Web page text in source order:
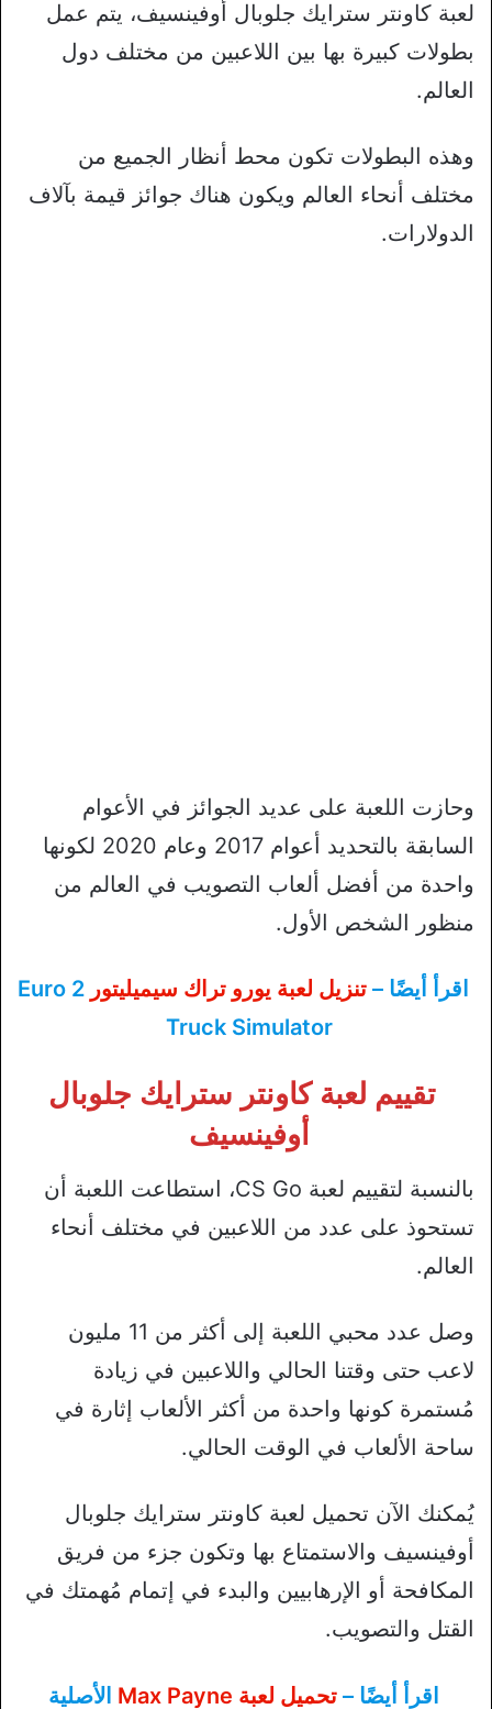
لعبة كاونتر سترايك جلوبال أوفينسيف، يتم عمل
بطولات كبيرة بها بين اللاعبين من مختلف دول
العالم.
وهذه البطولات تكون محط أنظار الجميع من
مختلف أنحاء العالم ويكون هناك جوائز قيمة بآلاف
الدولارات.
وحازت اللعبة على عديد الجوائز في الأعوام
السابقة بالتحديد أعوام 2017 وعام 2020 لكونها
واحدة من أفضل ألعاب التصويب في العالم من
منظور الشخص الأول.
اقرأ أيضًا – تنزيل لعبة يورو تراك سيميليتور
2 Euro
Truck Simulator
تقييم لعبة كاونتر سترايك جلوبال
أوفينسيف
بالنسبة لتقييم لعبة CS Go، استطاعت اللعبة أن
تستحوذ على عدد من اللاعبين في مختلف أنحاء
العالم.
وصل عدد محبي اللعبة إلى أكثر من 11 مليون
لاعب حتى وقتنا الحالي واللاعبين في زيادة
مُستمرة كونها واحدة من أكثر الألعاب إثارة في
ساحة الألعاب في الوقت الحالي.
يُمكنك الآن تحميل لعبة كاونتر سترايك جلوبال
أوفينسيف والاستمتاع بها وتكون جزء من فريق
المكافحة أو الإرهابيين والبدء في إتمام مُهمتك في
القتل والتصويب.
اقرأ أيضًا –تحميل لعبة Max Payne
الأصلية